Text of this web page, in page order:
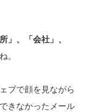
」、「会社」、
。
ブで顔を見ながら
きなかったメール